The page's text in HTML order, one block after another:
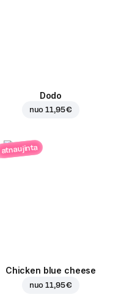
Dodo
nuo11,95 €
atnaujinta
Chicken blue cheese
nuo11,95 €